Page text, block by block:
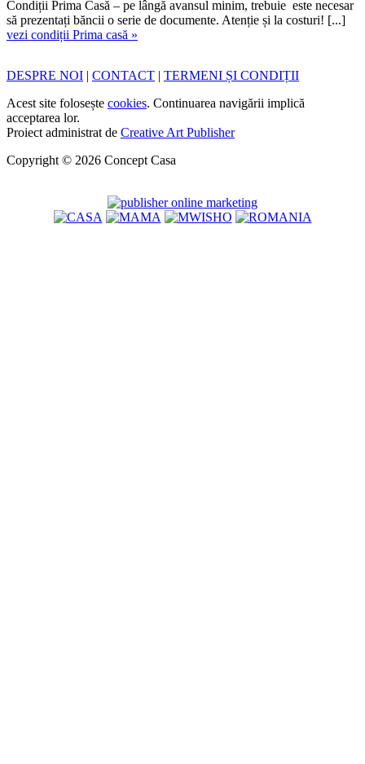
Condiții Prima Casă – pe lângă avansul minim, trebuie este necesar
să prezentați băncii o serie de documente. Atenție și la costuri! [...]
vezi condiții Prima casă »
DESPRE NOI | CONTACT | TERMENI ȘI CONDIȚII
Acest site folosește cookies. Continuarea navigării implică
acceptarea lor.
Proiect administrat de Creative Art Publisher
Copyright © 2026 Concept Casa